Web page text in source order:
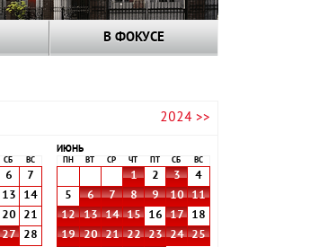
В ФОКУСЕ
2024 >>
СБ ВС
6
7
13
14
20
21
27
28
ИЮНЬ
ПН ВТ СР ЧТ СБ ВС
1 2 3
4
5
6 7 8 9 10
11
12
13 14 15 16 17
18
19
20 21 22 23 24
25